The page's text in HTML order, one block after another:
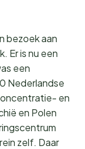
bezoek aan
Er is nu een
een
Nederlandse
en
en Polen
zelf. Daar